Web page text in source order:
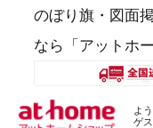
のぼり旗・図面
なら「アットホ
よ
ゲ